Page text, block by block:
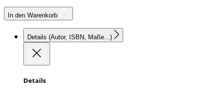
In den Warenkorb
Details (Autor, ISBN, Maße...)
Details